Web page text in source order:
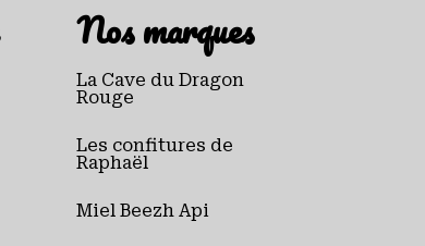
Nos marques
La Cave du Dragon
Rouge
Les confitures de
Raphaël
Miel Beezh Api